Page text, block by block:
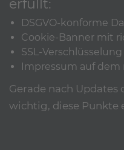
erfüllt:
DSGVO-konforme
Cookie-Banner mit
SSL-Verschlüsselung
Impressum auf
Gerade nach Updates
wichtig, diese Punkte